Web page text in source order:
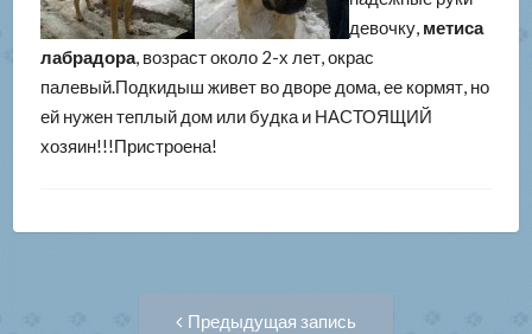
девочку, метиса
лабрадора, возраст около 2-х лет, окрас
палевый.Подкидыш живет во дворе дома, ее кормят, но
ей нужен теплый дом или будка и НАСТОЯЩИЙ
хозяин!!!Пристроена!
НавигацияПредыдущая запись